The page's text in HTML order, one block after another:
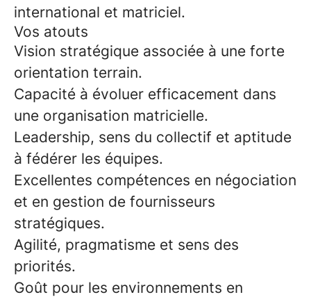
international et matriciel.
Vos atouts
Vision stratégique associée à une forte
orientation terrain.
Capacité à évoluer efficacement dans
une organisation matricielle.
Leadership, sens du collectif et aptitude
à fédérer les équipes.
Excellentes compétences en négociation
et en gestion de fournisseurs
stratégiques.
Agilité, pragmatisme et sens des
priorités.
Goût pour les environnements en